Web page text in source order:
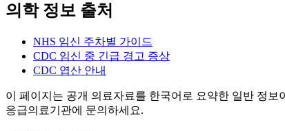
의학 정보 출처
NHS 임신 주차별 가이드
CDC 임신 중 긴급 경고 증상
CDC 엽산 안내
이 페이지는 공개 의료자료를 한국어로 요약한 일반 정
응급의료기관에 문의하세요.